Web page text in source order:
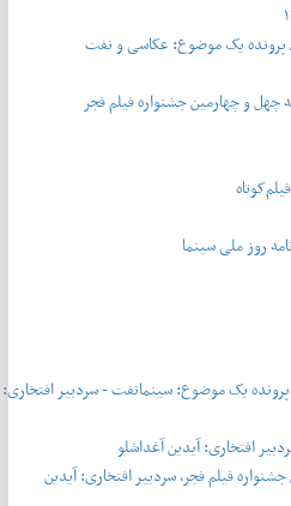
۶۲۳ - ویژه‌نامه نوروز ۱۴۰۴ / پرونده یک موضوع: سینمانفت - سردبیر افتخاری:
جشنواره فیلم فجر، سردبیر افتخاری: آیدین